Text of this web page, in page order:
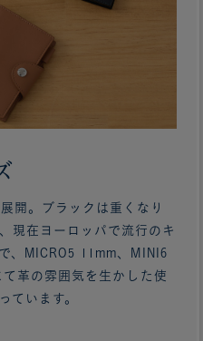
開。ブラックは重くなり
現在ヨーロッパで流行のキ
、MICRO5 11mm、MINI6
革の雰囲気を生かした使
ています。